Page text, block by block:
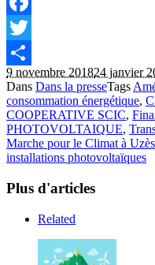
Facebook
Twitter
Partager
9 novembre 201824 janvier
Dans Dans la presseTags
consommation énergétique,
COOPERATIVE SCIC,
PHOTOVOLTAIQUE,
Marche pour le Climat à Uzès
installations photovoltaïques
Plus d'articles
Related